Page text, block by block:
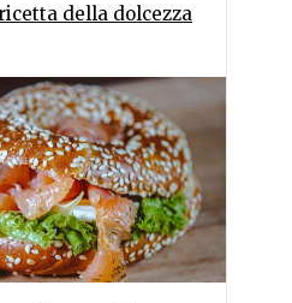
della dolcezza